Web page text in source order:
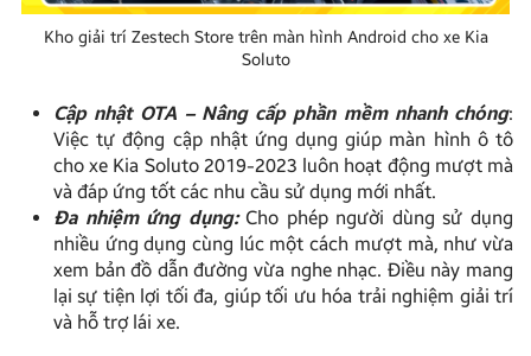
Kho giải trí Zestech Store trên màn hình Android cho xe Kia
Soluto
Cập nhật OTA – Nâng cấp phần mềm nhanh chóng:
Việc tự động cập nhật ứng dụng giúp màn hình ô tô
cho xe Kia Soluto 2019-2023 luôn hoạt động mượt mà
và đáp ứng tốt các nhu cầu sử dụng mới nhất.
Đa nhiệm ứng dụng:Cho phép người dùng sử dụng
nhiều ứng dụng cùng lúc một cách mượt mà, như vừa
xem bản đồ dẫn đường vừa nghe nhạc. Điều này mang
lại sự tiện lợi tối đa, giúp tối ưu hóa trải nghiệm giải trí
và hỗ trợ lái xe.